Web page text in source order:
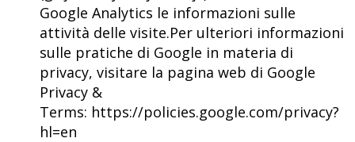
Google Analytics le informazioni sulle
attività delle visite.Per ulteriori informazioni
sulle pratiche di Google in materia di
privacy, visitare la pagina web di Google
Privacy &
Terms: https://policies.google.com/privacy?
hl=en